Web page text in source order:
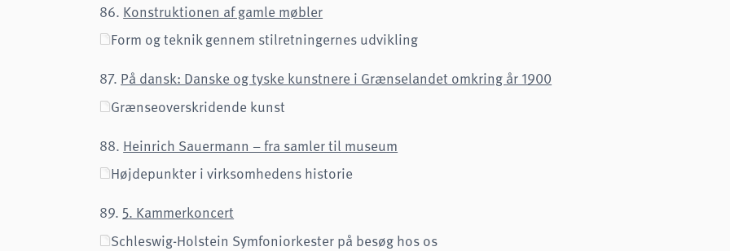
86. Konstruktionen af gamle møbler
Form og teknik gennem stilretningernes udvikling
87. På dansk: Danske og tyske kunstnere i Grænselandet omkring år 1900
Grænseoverskridende kunst
88. Heinrich Sauermann – fra samler til museum
Højdepunkter i virksomhedens historie
89. 5. Kammerkoncert
Schleswig-Holstein Symfoniorkester på besøg hos os